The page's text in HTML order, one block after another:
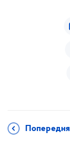
Попередня